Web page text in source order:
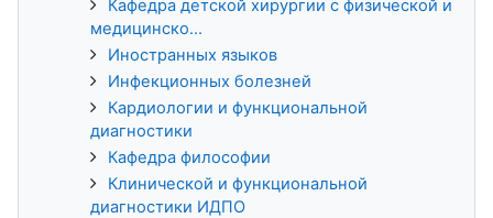
Кафедра детской хирургии с физической и
медицинско...
Иностранных языков
Инфекционных болезней
Кардиологии и функциональной
диагностики
Кафедра философии
Клинической и функциональной
диагностики ИДПО